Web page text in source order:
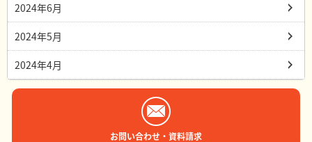
2024年6月
2024年5月
2024年4月
お問い合わせ・資料請求